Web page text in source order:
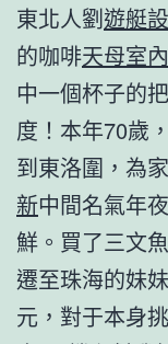
東北人劉遊艇
的咖啡天母室
中一個杯子的
度！本年70歲
到東洛圍，為
新中間名氣年
鮮。買了三文
遷至珠海的妹
元，對于本身